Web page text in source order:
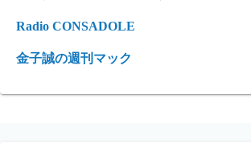
Radio CONSADOLE
金子誠の週刊マック